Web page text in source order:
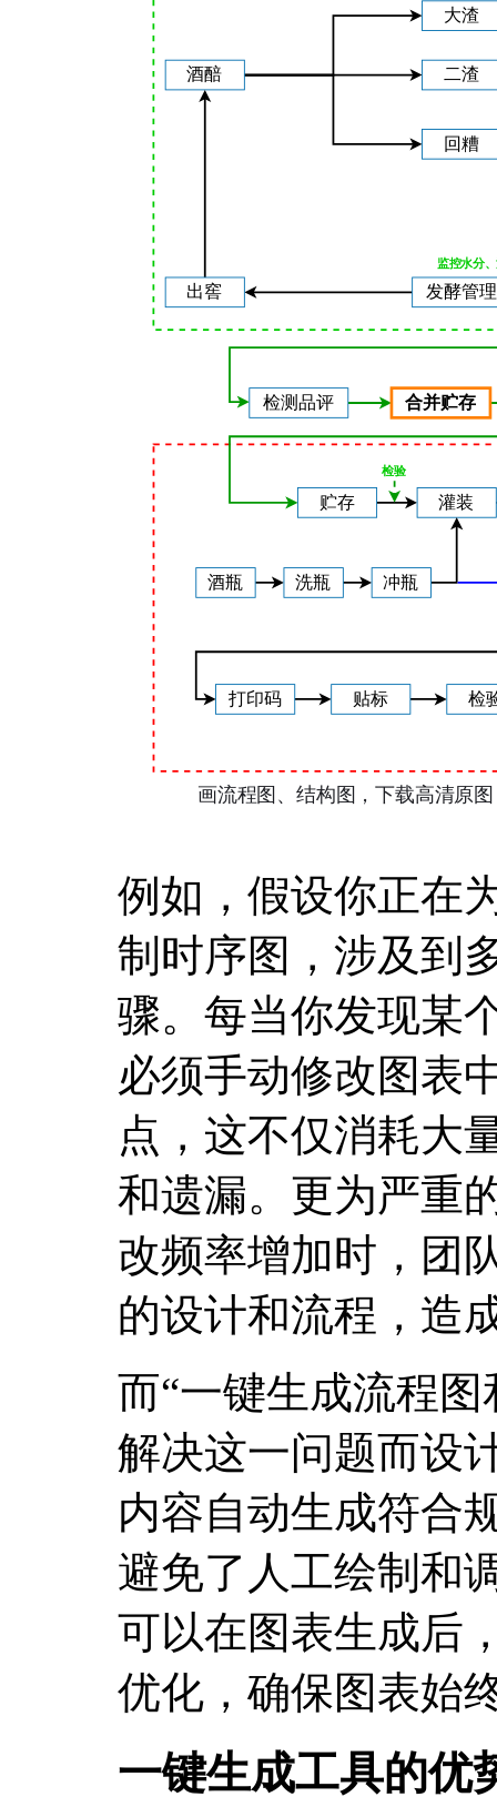
例如，假设你正在
制时序图，涉及到
骤。每当你发现某
必须手动修改图表
点，这不仅消耗大
和遗漏。更为严重
改频率增加时，团
的设计和流程，造
而“一键生成流程
解决这一问题而设
内容自动生成符合
避免了人工绘制和
可以在图表生成后
优化，确保图表始
一键生成工具的优